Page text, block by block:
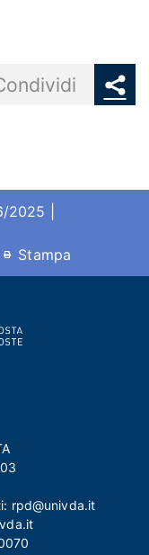
|
Stampa
rpd@univda.it